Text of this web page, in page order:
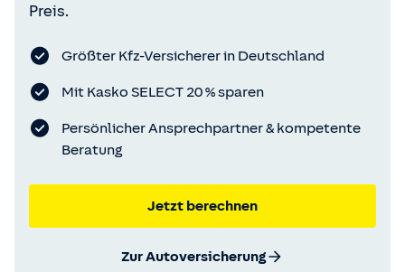
Preis.
Größter Kfz-Versicherer in Deutschland
Mit Kasko SELECT 20 % sparen
Persönlicher Ansprechpartner & kompetente
Beratung
Jetzt berechnen
Zur Autoversicherung